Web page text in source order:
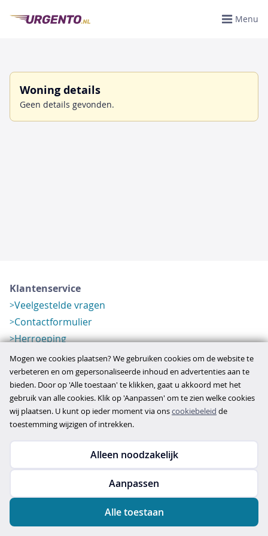
Menu
Woning details
Geen details gevonden.
Klantenservice
Veelgestelde vragen
Contactformulier
Herroeping
Over ons
Bedrijfsgegevens
Werkwijze
Overzichten
Verlopen aanbod
Copyright © 2026
privacy- en cookiebeleid
Mogen we cookies plaatsen? We gebruiken cookies om de website te
verbeteren en om gepersonaliseerde inhoud en advertenties aan te
bieden. Door op 'Alle toestaan' te klikken, gaat u akkoord met het
gebruik van alle cookies. Klik op 'Aanpassen' om te zien welke cookies
wij plaatsen. U kunt op ieder moment via onscookiebeleid de
toestemming wijzigen of intrekken.
Alleen noodzakelijk
Aanpassen
Alle toestaan